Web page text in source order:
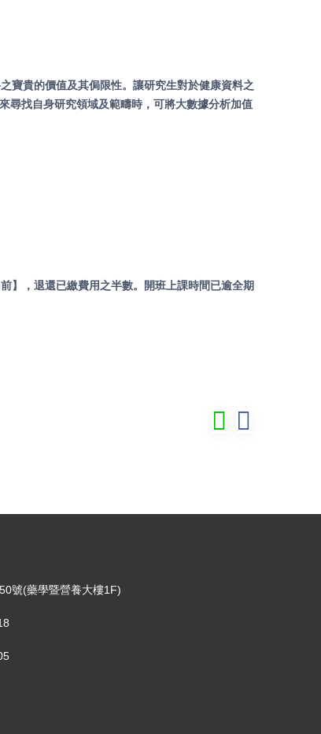
寶貴的價值及其侷限性。讓研究生對於健康資料之
尋找自身研究領域及範疇時，可將大數據分析加值
】，退還已繳費用之半數。開班上課時間已逾全期
號(藥學暨營養大樓1F)